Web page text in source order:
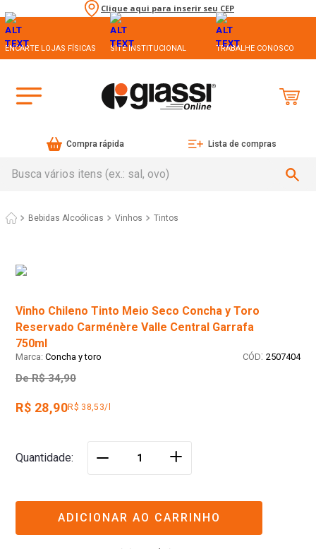
Clique aqui para inserir seu CEP
ENCARTE LOJAS FÍSICAS SITE INSTITUCIONAL TRABALHE CONOSCO
Compra rápida Lista de compras
Bebidas Alcoólicas Vinhos Tintos
Vinho Chileno Tinto Meio Seco Concha y Toro
Reservado Carménère Valle Central Garrafa
750ml
Concha y toro : 2507404
De R$ 34,90
R$ 28,90R$ 38,53/l
Quantidade ＋
ADICIONAR AO CARRINHO